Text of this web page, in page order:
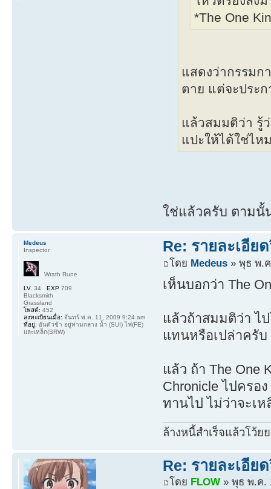
*The One
แสดงว่ากรรมก
ตาย แต่จะประ
แล้วสมมติว่า รู้
แปะให้ได้ใช่ไห
ใช่แล้วครับ ตามนั้
Re: รายละเอีย
โดย Medeus » พุธ พ.ค
เห็นบอกว่า The
แล้วถ้าสมมติว่า ไ
แทนหรือเปล่าครับ
แล้ว ถ้า The One
Chronicle ไปครอ
ทานไป ไม่ว่าจะเ
ล้างหนี้สำเร็จแล้วโว้ย
Medeus
Inspector
Wrath Rune
LV. 34 EXP 709
Blacksmith
Grassland
โพสต์: 452
ลงทะเบียนเมื่อ: จันทร์ พ.ค. 11, 2009 9:24 am
ที่อยู่: อันตัวข้า อยู่ท่ามกลาง น้ำ (SUI) ไฟ(FE)
และเหล็ก(SRW)
Re: รายละเอีย
โดย FLOW » พุธ พ.ค.